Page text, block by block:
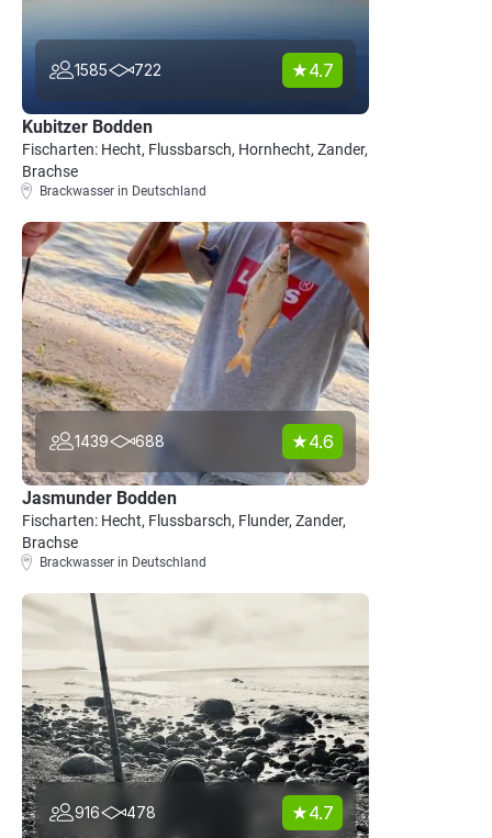
1585 722 4.7
Kubitzer Bodden
Fischarten: Hecht, Flussbarsch, Hornhecht, Zander,
Brachse
Brackwasser in Deutschland
1439 688 4.6
Jasmunder Bodden
Fischarten: Hecht, Flussbarsch, Flunder, Zander,
Brachse
Brackwasser in Deutschland
916 478 4.7